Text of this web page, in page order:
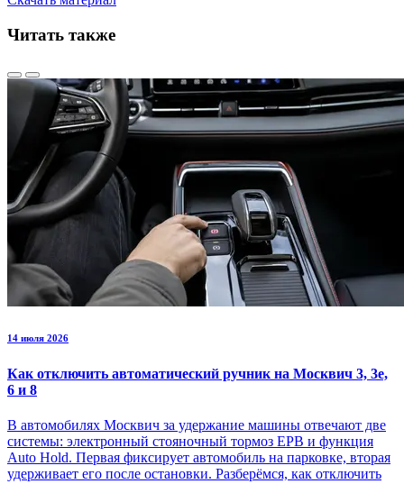
Читать также
14 июля 2026
Как отключить автоматический ручник на Москвич 3, 3е,
6 и 8
В автомобилях Москвич за удержание машины отвечают две
системы: электронный стояночный тормоз EPB и функция
Auto Hold. Первая фиксирует автомобиль на парковке, вторая
удерживает его после остановки. Разберёмся, как отключить